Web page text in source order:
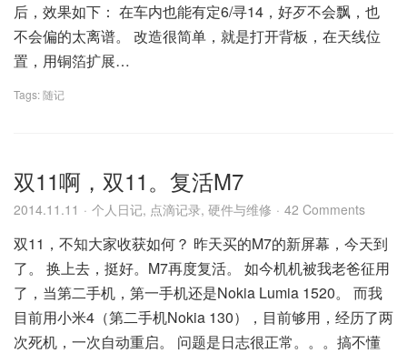
后，效果如下： 在车内也能有定6/寻14，好歹不会飘，也
不会偏的太离谱。 改造很简单，就是打开背板，在天线位
置，用铜箔扩展…
Tags:随记
双11啊，双11。复活M7
2014.11.11 个人日记, 点滴记录, 硬件与维修 42 Comments
双11，不知大家收获如何？ 昨天买的M7的新屏幕，今天到
了。 换上去，挺好。M7再度复活。 如今机机被我老爸征用
了，当第二手机，第一手机还是Nokia Lumia 1520。 而我
目前用小米4（第二手机Nokia 130），目前够用，经历了两
次死机，一次自动重启。 问题是日志很正常。。。搞不懂